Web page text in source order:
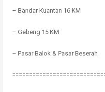
– Bandar Kuantan 16 KM
– Gebeng 15 KM
– Pasar Balok & Pasar Beserah